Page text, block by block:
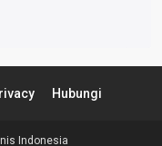
Hubungi
Indonesia